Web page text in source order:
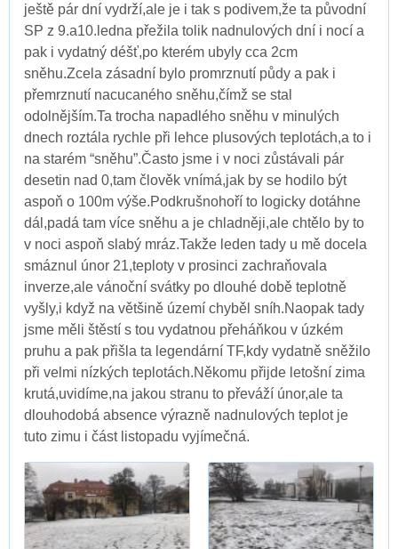
ještě pár dní vydrží,ale je i tak s podivem,že ta původní
SP z 9.a10.ledna přežila tolik nadnulových dní i nocí a
pak i vydatný déšť,po kterém ubyly cca 2cm
sněhu.Zcela zásadní bylo promrznutí půdy a pak i
přemrznutí nacucaného sněhu,čímž se stal
odolnějším.Ta trocha napadlého sněhu v minulých
dnech roztála rychle při lehce plusových teplotách,a to i
na starém “sněhu”.Často jsme i v noci zůstávali pár
desetin nad 0,tam člověk vnímá,jak by se hodilo být
aspoň o 100m výše.Podkrušnohoří to logicky dotáhne
dál,padá tam více sněhu a je chladněji,ale chtělo by to
v noci aspoň slabý mráz.Takže leden tady u mě docela
smáznul únor 21,teploty v prosinci zachraňovala
inverze,ale vánoční svátky po dlouhé době teplotně
vyšly,i když na většině území chyběl sníh.Naopak tady
jsme měli štěstí s tou vydatnou přeháňkou v úzkém
pruhu a pak přišla ta legendární TF,kdy vydatně sněžilo
při velmi nízkých teplotách.Někomu přijde letošní zima
krutá,uvidíme,na jakou stranu to převáží únor,ale ta
dlouhodobá absence výrazně nadnulových teplot je
tuto zimu i část listopadu vyjímečná.